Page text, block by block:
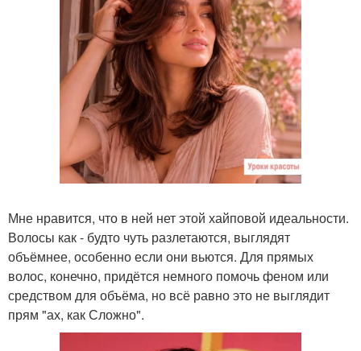
Мне нравится, что в ней нет этой хайповой идеальности.
Волосы как - будто чуть разлетаются, выглядят
объёмнее, особенно если они вьются. Для прямых
волос, конечно, придётся немного помочь феном или
средством для объёма, но всё равно это не выглядит
прям "ах, как Сложно".